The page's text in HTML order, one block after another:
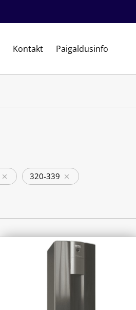
Kontakt Paigaldusinfo
320-339